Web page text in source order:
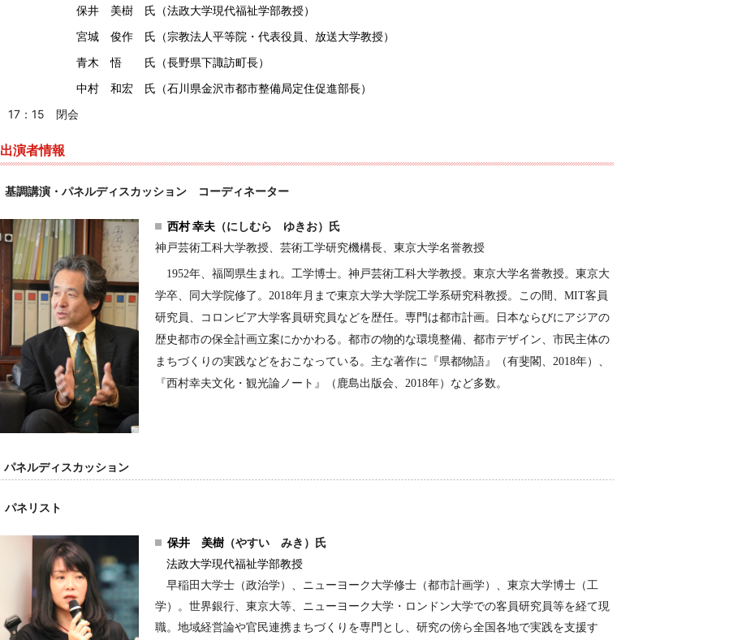
保井 美樹 氏（法政大学現代福祉学部教授）
宮城 俊作 氏（宗教法人平等院・代表役員、放送大学教授）
青木 悟 氏（長野県下諏訪町長）
中村 和宏 氏（石川県金沢市都市整備局定住促進部長）
17：15 閉会
出演者情報
基調講演・パネルディスカッション コーディネーター
西村 幸夫（にしむら ゆきお）氏
神戸芸術工科大学教授、芸術工学研究機構長、東京大学名誉教授
1952年、福岡県生まれ。工学博士。神戸芸術工科大学教授。東京大学名誉教授。東京大
学卒、同大学院修了。2018年月まで東京大学大学院工学系研究科教授。この間、MIT客員
研究員、コロンビア大学客員研究員などを歴任。専門は都市計画。日本ならびにアジアの
歴史都市の保全計画立案にかかわる。都市の物的な環境整備、都市デザイン、市民主体の
まちづくりの実践などをおこなっている。主な著作に『県都物語』（有斐閣、2018年）、
『西村幸夫文化・観光論ノート』（鹿島出版会、2018年）など多数。
パネルディスカッション
パネリスト
保井 美樹（やすい みき）氏
法政大学現代福祉学部教授
早稲田大学士（政治学）、ニューヨーク大学修士（都市計画学）、東京大学博士（工
学）。世界銀行、東京大等、ニューヨーク大学・ロンドン大学での客員研究員等を経て現
職。地域経営論や官民連携まちづくりを専門とし、研究の傍ら全国各地で実践を支援す